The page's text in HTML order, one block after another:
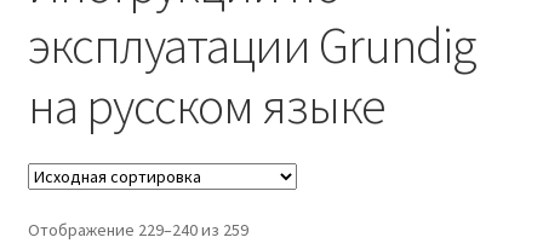
Личный кабинет
эксплуатации Grundig
на русском языке
Отображение 229–240 из 259